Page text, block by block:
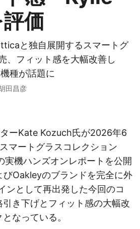
価
と独自展開するスマートグ
、フィット感を大幅改善し
種が話題に
田昌彦
ーKate Kozuch氏が2026年6
マートグラスコレクション
実機ハンズオンレポートを公開
びOakleyのブランドを完全に外
ンとして再出発した今回のコ
き下げとフィット感の大幅改
なっている。